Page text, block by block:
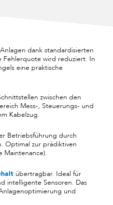
dank standardisierten
Fehlerquote wird reduziert. In
eine praktische
zwischen den
Mess-, Steuerungs- und
Kabelzug.
Betriebsführung durch
Optimal zur prädiktiven
Maintenance).
übertragbar. Ideal für
intelligente Sensoren. Das
und